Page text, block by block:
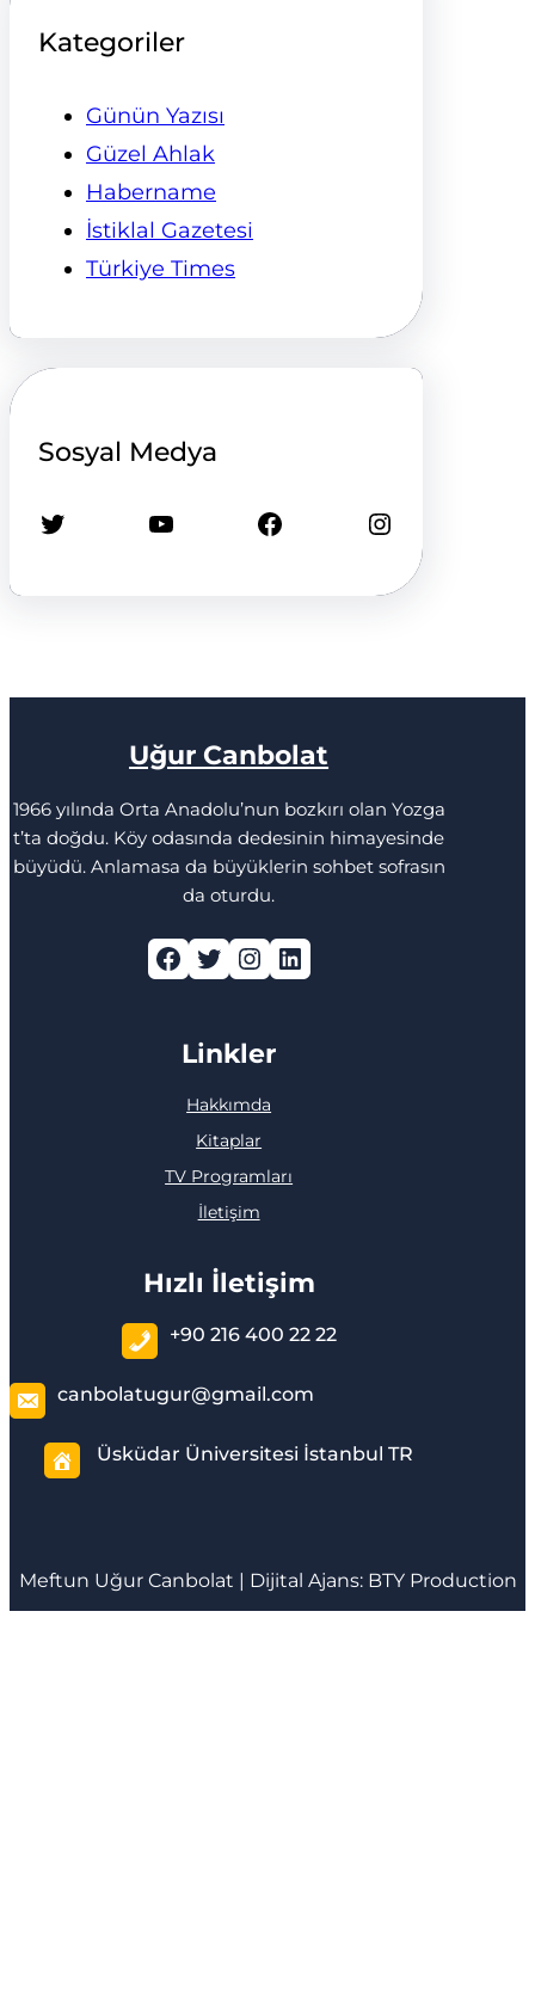
Kategoriler
Günün Yazısı
Güzel Ahlak
Habername
İstiklal Gazetesi
Türkiye Times
Sosyal Medya
Twitter YouTube Facebook Instagram
Uğur Canbolat
1966 yılında Orta Anadolu’nun bozkırı olan Yozga
t’ta doğdu. Köy odasında dedesinin himayesinde
büyüdü. Anlamasa da büyüklerin sohbet sofrasın
da oturdu.
Facebook Twitter Instagram LinkedIn
Linkler
Hakkımda
Kitaplar
TV Programları
İletişim
Hızlı İletişim
+90 216 400 22 22
canbolatugur@gmail.com
Üsküdar Üniversitesi İstanbul TR
Meftun Uğur Canbolat | Dijital Ajans: BTY Production